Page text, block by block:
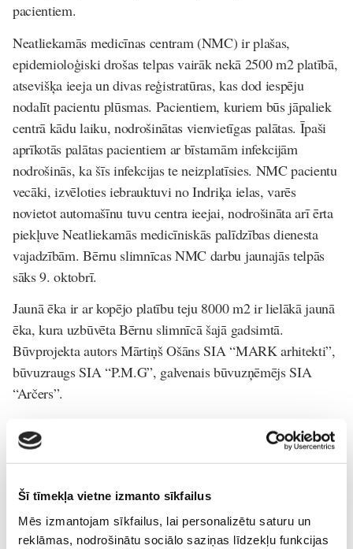
Šī tīmekļa vietne izmanto sīkfailus
Mēs izmantojam sīkfailus, lai personalizētu saturu un
reklāmas, nodrošinātu sociālo saziņas līdzekļu funkcijas
pacientiem.
Neatliekamās medicīnas centram (NMC) ir plašas,
epidemioloģiski drošas telpas vairāk nekā 2500 m2 platībā,
atsevišķa ieeja un divas reģistratūras, kas dod iespēju
nodalīt pacientu plūsmas. Pacientiem, kuriem būs jāpaliek
centrā kādu laiku, nodrošinātas vienvietīgas palātas. Īpaši
aprīkotās palātas pacientiem ar bīstamām infekcijām
nodrošinās, ka šīs infekcijas te neizplatīsies. NMC pacientu
vecāki, izvēloties iebrauktuvi no Indriķa ielas, varēs
novietot automašīnu tuvu centra ieejai, nodrošināta arī ērta
piekļuve Neatliekamās medicīniskās palīdzības dienesta
vajadzībām. Bērnu slimnīcas NMC darbu jaunajās telpās
sāks 9. oktobrī.
Jaunā ēka ir ar kopējo platību teju 8000 m2 ir lielākā jaunā
ēka, kura uzbūvēta Bērnu slimnīcā šajā gadsimtā.
Būvprojekta autors Mārtiņš Ošāns SIA “MARK arhitekti”,
būvuzraugs SIA “P.M.G”, galvenais būvuzņēmējs SIA
“Arčers”.
īstenots ātri un efektīvi. Pateicoties tam, modernās un
pievilcīgās telpās medicīniskos pakalpojumus varēs saņemt
mazie pacienti un viņu vecāki, un vienlaikus tas būs tikpat
personālam. Latvijai no Atveseļošanas fonda ir pieejami